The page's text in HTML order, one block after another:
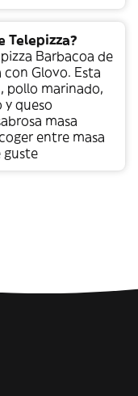
Telepizza?
Barbacoa de
con Glovo. Esta
pollo marinado,
y queso
masa
entre masa
guste